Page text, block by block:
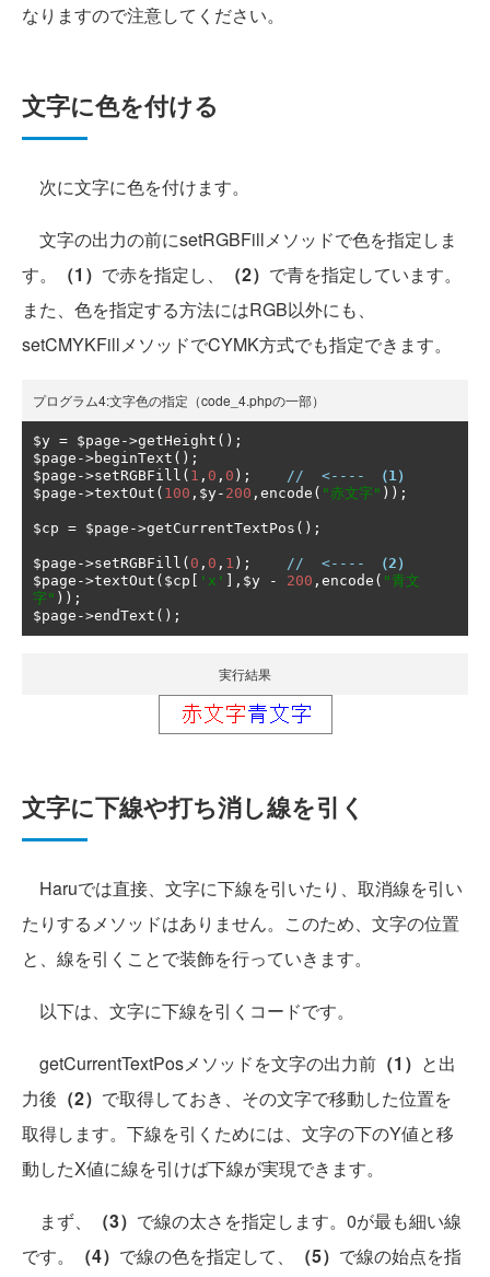
なりますので注意してください。
文字に色を付ける
次に文字に色を付けます。
文字の出力の前にsetRGBFillメソッドで色を指定しま
す。
（1） で赤を指定し、 （2） で青を指定しています。
また、色を指定する方法にはRGB以外にも、
setCMYKFillメソッドでCYMK方式でも指定できます。
プログラム4:文字色の指定（code_4.phpの一部）
$y = $page ->getHeight ();
$page ->beginText ();
$page ->setRGBFill ( 1 , 0 , 0 ); //  <----
（1）
$page ->textOut ( 100 , $y- 200 , encode ( "赤文字" ));
$cp = $page ->getCurrentTextPos ();
$page ->setRGBFill ( 0 , 0 , 1 ); //  <----
（2）
$page ->textOut ( $cp 'x' ], $y - 200 , encode ( "青文
字" ));
$page ->endText ();
実行結果
文字に下線や打ち消し線を引く
Haruでは直接、文字に下線を引いたり、取消線を引い
たりするメソッドはありません。このため、文字の位置
と、線を引くことで装飾を行っていきます。
以下は、文字に下線を引くコードです。
getCurrentTextPosメソッドを文字の出力前 （1） と出
力後 （2） で取得しておき、その文字で移動した位置を
取得します。下線を引くためには、文字の下のY値と移
動したX値に線を引けば下線が実現できます。
まず、 （3） で線の太さを指定します。0が最も細い線
です。
（4） で線の色を指定して、 （5） で線の始点を指